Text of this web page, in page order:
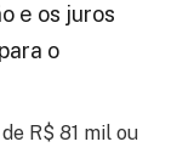
e os juros
o
R$ 81 mil ou